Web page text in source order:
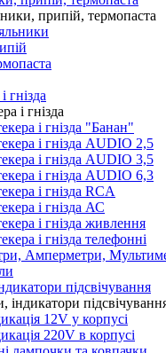
припій, термопаста
гнізда
і гнізда
і гнізда "Банан"
і гнізда AUDIO 2,5
і гнізда AUDIO 3,5
і гнізда AUDIO 6,3
і гнізда RCA
і гнізда АС
і гнізда живлення
і гнізда телефонні
Амперметри,
підсвічування
індикатори
12V у корпусі
220V в корпусі